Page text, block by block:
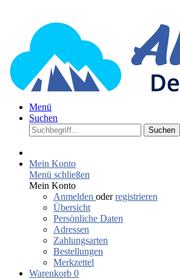
Menü
Suchen
Suchen
Mein Konto
Menü schließen
Mein Konto
Anmelden oderregistrieren
Übersicht
Persönliche Daten
Adressen
Zahlungsarten
Bestellungen
Merkzettel
Warenkorb 0